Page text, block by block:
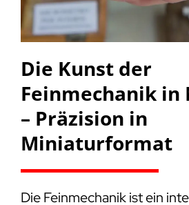
Die Kunst der
Feinmechanik in
– Präzision in
Miniaturformat
Die Feinmechanik ist ein